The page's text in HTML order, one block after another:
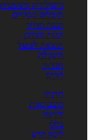
גרפולוגיה משפטית
הגבלים עסקיים
הגנת הדייר
הגנת הצרכן
הוצאה לפועל
השכלה
חברות
חוזים
חוקתי
חשבונאות
ירושה
כללי
לשון הרע